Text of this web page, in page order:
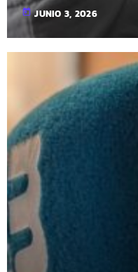
today JUNIO 3, 2026